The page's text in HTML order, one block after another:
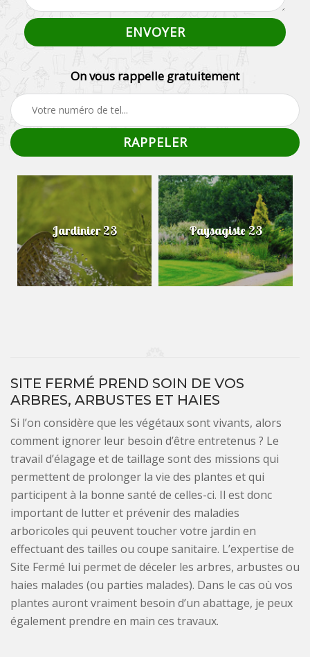
On vous rappelle gratuitement
Jardinier 23 Paysagiste 23
SITE FERMÉ PREND SOIN DE VOS
ARBRES, ARBUSTES ET HAIES
Si l’on considère que les végétaux sont vivants, alors
comment ignorer leur besoin d’être entretenus ? Le
travail d’élagage et de taillage sont des missions qui
permettent de prolonger la vie des plantes et qui
participent à la bonne santé de celles-ci. Il est donc
important de lutter et prévenir des maladies
arboricoles qui peuvent toucher votre jardin en
effectuant des tailles ou coupe sanitaire. L’expertise de
Site Fermé lui permet de déceler les arbres, arbustes ou
haies malades (ou parties malades). Dans le cas où vos
plantes auront vraiment besoin d’un abattage, je peux
également prendre en main ces travaux.